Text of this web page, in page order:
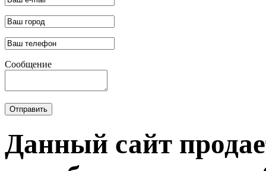
Сообщение
Отправить
Данный сайт